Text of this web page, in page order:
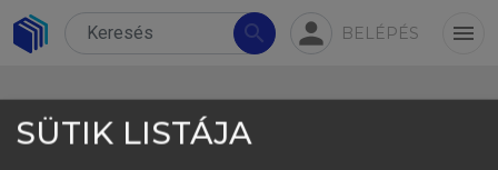
search person BELÉPÉS menu
SÜTIK LISTÁJA